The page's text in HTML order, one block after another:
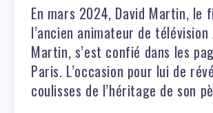
En mars 2024, David Martin, le
l’ancien animateur de télévision
Martin, s’est confié dans les
Paris. L’occasion pour lui de
coulisses de l’héritage de son